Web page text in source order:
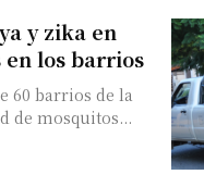
y zika en
los barrios
60 barrios de la
de mosquitos...